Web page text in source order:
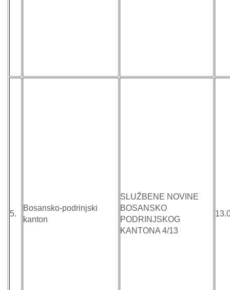
5.
Bosansko-podrinjski
kanton
SLUŽBENE NOVINE
BOSANSKO
PODRINJSKOG
KANTONA 4/13